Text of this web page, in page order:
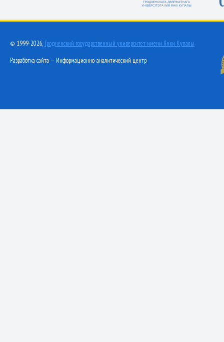
© 1999-2026, Гродненский государственный университет имени Янки Купалы
Разработка сайта — Информационно-аналитический центр